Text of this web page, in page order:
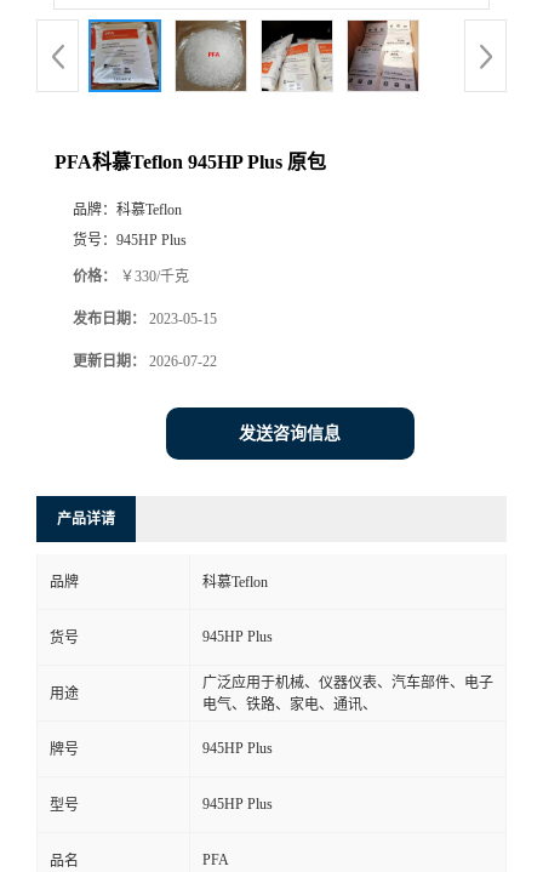
品
厅
系
PFA科慕Teflon 945HP Plus 原包
品牌： 科慕Teflon
货号： 945HP Plus
价格： ￥330/千克
发布日期： 2023-05-15
更新日期： 2026-07-22
发送咨询信息
产品详请
品牌 科慕Teflon
货号 945HP Plus
用途
广泛应用于机械、仪器仪表、汽车部件、电子
电气、铁路、家电、通讯、
牌号 945HP Plus
型号 945HP Plus
品名 PFA